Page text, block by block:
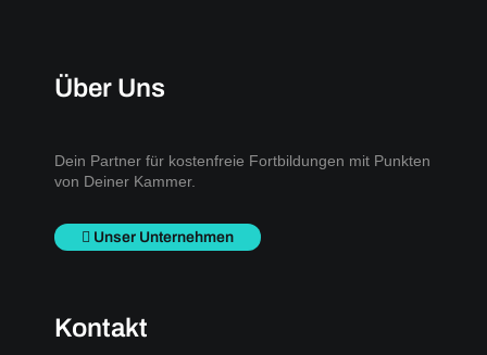
Über Uns
Dein Partner für kostenfreie Fortbildungen mit Punkten
von Deiner Kammer.
Unser Unternehmen
Kontakt